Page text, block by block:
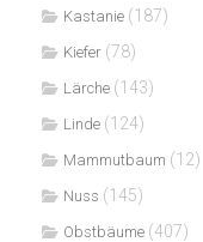
Kastanie (187)
Kiefer (78)
Lärche (143)
Linde (124)
Mammutbaum (12)
Nuss (145)
Obstbäume (407)